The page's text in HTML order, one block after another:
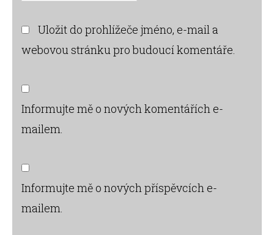
Uložit do prohlížeče jméno, e-mail a
webovou stránku pro budoucí komentáře.
Informujte mě o nových komentářích e-
mailem.
Informujte mě o nových příspěvcích e-
mailem.